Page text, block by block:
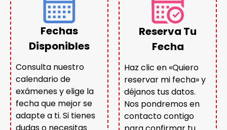
Fechas
Disponibles
Consulta nuestro
calendario de
exámenes y elige la
fecha que mejor se
adapte a ti. Si tienes
dudas o necesitas
Reserva Tu
Fecha
Haz clic en «Quiero
reservar mi fecha» y
déjanos tus datos.
Nos pondremos en
contacto contigo